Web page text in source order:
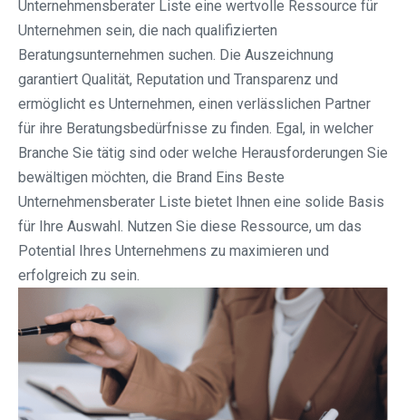
Unternehmensberater Liste eine wertvolle Ressource für
Unternehmen sein, die nach qualifizierten
Beratungsunternehmen suchen. Die Auszeichnung
garantiert Qualität, Reputation und Transparenz und
ermöglicht es Unternehmen, einen verlässlichen Partner
für ihre Beratungsbedürfnisse zu finden. Egal, in welcher
Branche Sie tätig sind oder welche Herausforderungen Sie
bewältigen möchten, die Brand Eins Beste
Unternehmensberater Liste bietet Ihnen eine solide Basis
für Ihre Auswahl. Nutzen Sie diese Ressource, um das
Potential Ihres Unternehmens zu maximieren und
erfolgreich zu sein.